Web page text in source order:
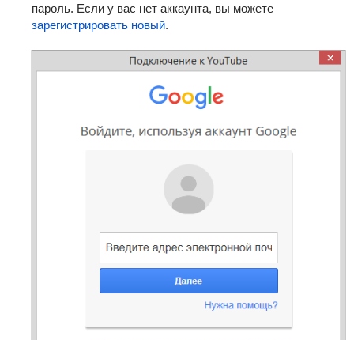
пароль. Если у вас нет аккаунта, вы можете
зарегистрировать новый.